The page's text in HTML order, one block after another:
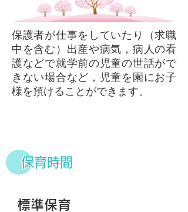
保護者が仕事をしていたり（求職
中を含む）出産や病気，病人の看
護などで就学前の児童の世話がで
きない場合など，児童を園にお子
様を預けることができます。
保育時間
標準保育